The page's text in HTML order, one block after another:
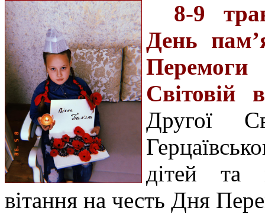
8-9
День
Світовій
Другої
дітей та
вітання на честь Дня